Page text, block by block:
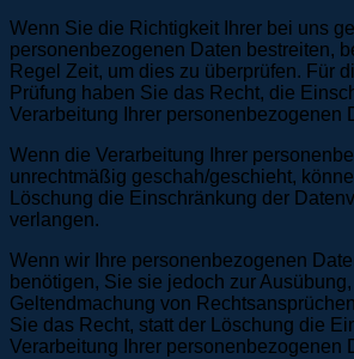
Wenn Sie die Richtigkeit Ihrer bei uns
personenbezogenen Daten bestreiten,
Regel Zeit, um dies zu überprüfen. Für
Prüfung haben Sie das Recht, die
Verarbeitung Ihrer personenbezogenen
Wenn die Verarbeitung Ihrer
unrechtmäßig geschah/geschieht,
Löschung die Einschränkung der
verlangen.
Wenn wir Ihre personenbezogenen
benötigen, Sie sie jedoch zur
Geltendmachung von
Sie das Recht, statt der Löschung die
Verarbeitung Ihrer personenbezogenen